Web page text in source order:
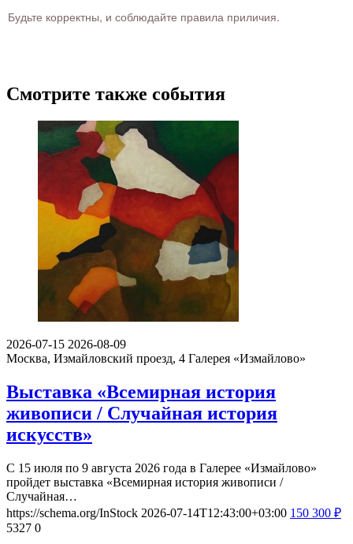
Будьте корректны, и соблюдайте правила приличия.
Смотрите также события
2026-07-15 2026-08-09
Москва, Измайловский проезд, 4 Галерея «Измайлово»
Выставка «Всемирная история
живописи / Случайная история
искусств»
С 15 июля по 9 августа 2026 года в Галерее «Измайлово»
пройдет выставка «Всемирная история живописи /
Случайная…
https://schema.org/InStock 2026-07-14T12:43:00+03:00 150 300 ₽
5327 0